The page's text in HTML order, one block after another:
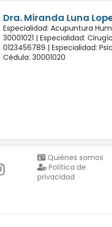
Dra. Miranda Luna
Especialidad: Acupuntura
30001021 | Especialidad:
0123456789 | Especialidad:
Cédula: 30001020
Quiénes somos
Política de
privacidad